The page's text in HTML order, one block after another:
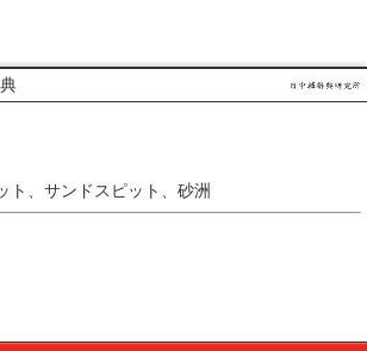
ト、サンドスピット、砂洲